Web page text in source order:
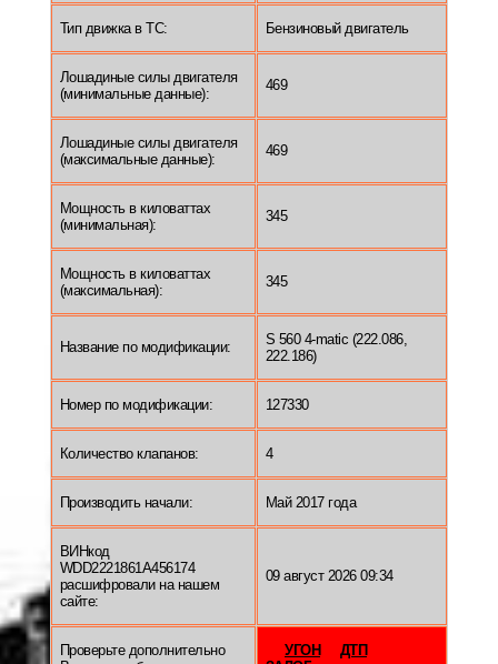
Тип движка в ТС: Бензиновый двигатель
Лошадиные силы двигателя
(минимальные данные):
469
Лошадиные силы двигателя
(максимальные данные):
469
Мощность в киловаттах
(минимальная):
345
Мощность в киловаттах
(максимальная):
345
Название по модификации:
S 560 4-matic (222.086,
222.186)
Номер по модификации: 127330
Количество клапанов: 4
Производить начали: Май 2017 года
ВИНкод
WDD2221861A456174
расшифровали на нашем
сайте:
09 август 2026 09:34
Проверьте дополнительно
УГОН
ДТП